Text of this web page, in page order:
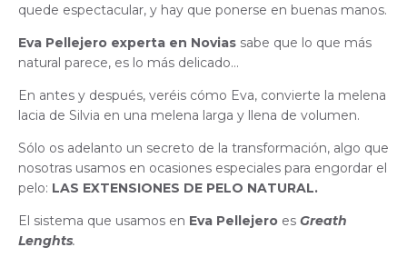
quede espectacular, y hay que ponerse en buenas manos.
Eva Pellejero experta en Novias sabe que lo que más
natural parece, es lo más delicado…
En antes y después, veréis cómo Eva, convierte la melena
lacia de Silvia en una melena larga y llena de volumen.
Sólo os adelanto un secreto de la transformación, algo que
nosotras usamos en ocasiones especiales para engordar el
pelo: LAS EXTENSIONES DE PELO NATURAL.
El sistema que usamos en Eva Pellejero es Greath
Lenghts.